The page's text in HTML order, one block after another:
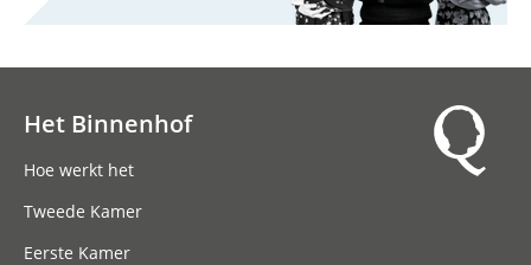
Het Binnenhof
Hoe werkt het
Tweede Kamer
Eerste Kamer